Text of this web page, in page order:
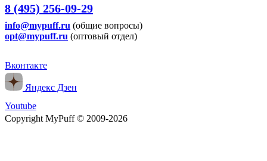
8 (495) 256-09-29
info@mypuff.ru (общие вопросы)
opt@mypuff.ru (оптовый отдел)
Вконтакте
Яндекс Дзен
Youtube
Copyright MyPuff © 2009-2026